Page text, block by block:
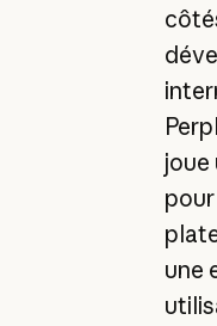
joue
une